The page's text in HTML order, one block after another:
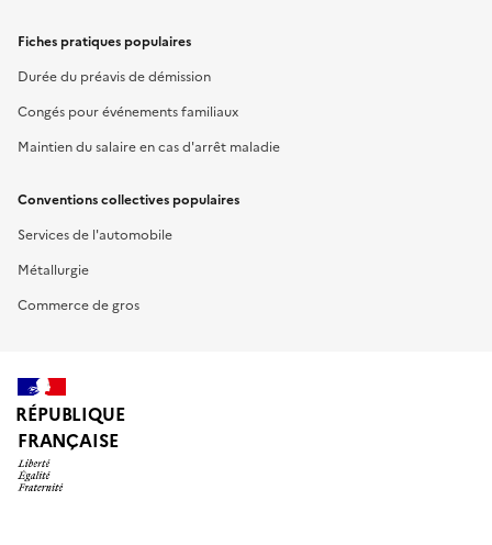
Fiches pratiques populaires
Durée du préavis de démission
Congés pour événements familiaux
Maintien du salaire en cas d'arrêt maladie
Conventions collectives populaires
Services de l'automobile
Métallurgie
Commerce de gros
RÉPUBLIQUE
FRANÇAISE